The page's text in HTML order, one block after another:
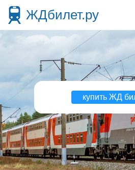
ЖДбилет.ру
купить ЖД